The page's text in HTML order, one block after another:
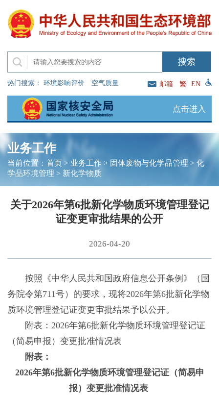
热门搜索： 环境影响评价 空气质量 邮箱 繁 EN
点击进入
业务工作
当前位置： 首页> 业务工作> 固体废物与化学品管理 > 化
学品环境管理 > 新化学物质
关于2026年第6批新化学物质环境管理登记
证变更审批结果的公开
2026-04-20
按照《中华人民共和国政府信息公开条例》（国
务院令第711号）的要求，现将2026年第6批新化学物
质环境管理登记证变更审批结果予以公开。
附表：2026年第6批新化学物质环境管理登记证
（简易申报）变更批准情况表
附表：
2026年第6批新化学物质环境管理登记证（简易申
报）变更批准情况表